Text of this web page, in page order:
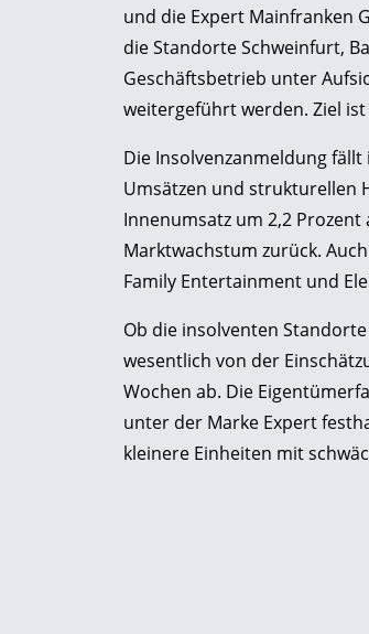
und die Expert Mainfranken
die Standorte Schweinfurt,
Geschäftsbetrieb unter
weitergeführt werden. Ziel
Die Insolvenzanmeldung
Umsätzen und strukturellen
Innenumsatz um 2,2
Marktwachstum zurück.
Family Entertainment und
Ob die insolventen
wesentlich von der
Wochen ab. Die
unter der Marke Expert
kleinere Einheiten mit